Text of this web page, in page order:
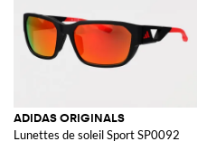
ADIDAS ORIGINALS
Lunettes de soleil Sport SP0092